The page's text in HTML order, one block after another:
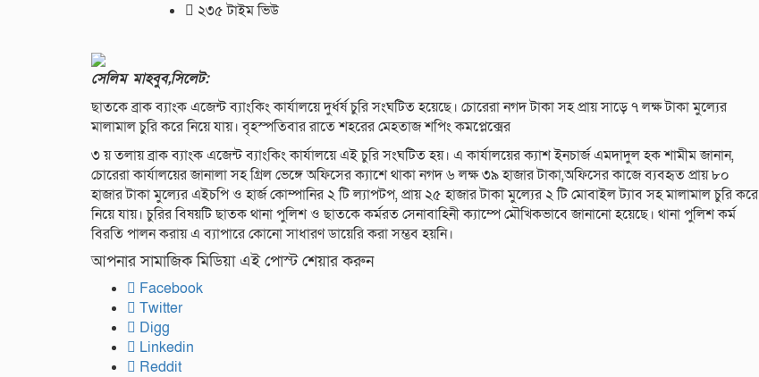
২৩৫ টাইম ভিউ
সেলিম মাহবুব,সিলেট:
ছাতকে ব্রাক ব্যাংক এজেন্ট ব্যাংকিং কার্যালয়ে দুর্ধর্ষ চুরি সংঘটিত হয়েছে। চোরেরা নগদ টাকা সহ প্রায় সাড়ে ৭ লক্ষ টাকা মুল্যের
মালামাল চুরি করে নিয়ে যায়। বৃহস্পতিবার রাতে শহরের মেহতাজ শপিং কমপ্লেক্সের
৩ য় তলায় ব্রাক ব্যাংক এজেন্ট ব্যাংকিং কার্যালয়ে এই চুরি সংঘটিত হয়। এ কার্যালয়ের ক্যাশ ইনচার্জ এমদাদুল হক শামীম জানান,
চোরেরা কার্যালয়ের জানালা সহ গ্রিল ভেঙ্গে অফিসের ক্যাশে থাকা নগদ ৬ লক্ষ ৩৯ হাজার টাকা,অফিসের কাজে ব্যবহৃত প্রায় ৮০
হাজার টাকা মুল্যের এইচপি ও হার্জ কোম্পানির ২ টি ল্যাপটপ, প্রায় ২৫ হাজার টাকা মুল্যের ২ টি মোবাইল ট্যাব সহ মালামাল চুরি করে
নিয়ে যায়। চুরির বিষয়টি ছাতক থানা পুলিশ ও ছাতকে কর্মরত সেনাবাহিনী ক্যাম্পে মৌখিকভাবে জানানো হয়েছে। থানা পুলিশ কর্ম
বিরতি পালন করায় এ ব্যাপারে কোনো সাধারণ ডায়েরি করা সম্ভব হয়নি।
আপনার সামাজিক মিডিয়া এই পোস্ট শেয়ার করুন
Facebook
Twitter
Digg
Linkedin
Reddit